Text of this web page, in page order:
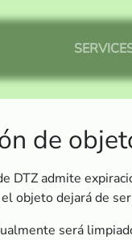
de
DTZ admite
objeto dejará de
será